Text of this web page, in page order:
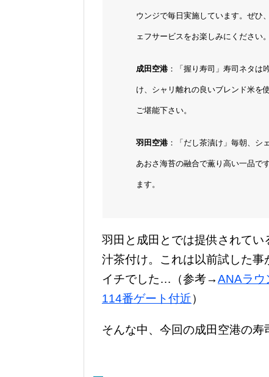
ウンジで毎日実施しています。ぜひ
ェフサービスをお楽しみにください。
成田空港 ：「握り寿司」寿司ネタは
け、シャリ離れの良いブレンド米を
ご堪能下さい。
羽田空港 ：「だし茶漬け」毎朝、シ
あおさ海苔の融合で薫り高い一品で
ます。
羽田と成田とでは提供されて
汁茶付け。これは以前試した
イチでした…（参考→ANAラウ
114番ゲート付近）
そんな中、今回の成田空港の